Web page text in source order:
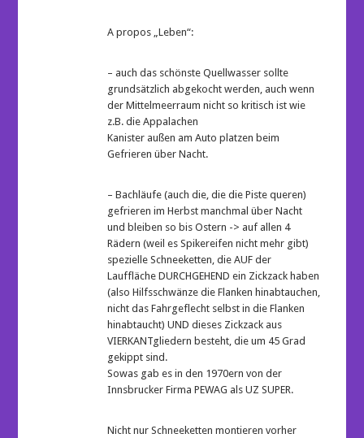
A propos „Leben“:
– auch das schönste Quellwasser sollte
grundsätzlich abgekocht werden, auch wenn
der Mittelmeerraum nicht so kritisch ist wie
z.B. die Appalachen
Kanister außen am Auto platzen beim
Gefrieren über Nacht.
– Bachläufe (auch die, die die Piste queren)
gefrieren im Herbst manchmal über Nacht
und bleiben so bis Ostern -> auf allen 4
Rädern (weil es Spikereifen nicht mehr gibt)
spezielle Schneeketten, die AUF der
Lauffläche DURCHGEHEND ein Zickzack haben
(also Hilfsschwänze die Flanken hinabtauchen,
nicht das Fahrgeflecht selbst in die Flanken
hinabtaucht) UND dieses Zickzack aus
VIERKANTgliedern besteht, die um 45 Grad
gekippt sind.
Sowas gab es in den 1970ern von der
Innsbrucker Firma PEWAG als UZ SUPER.
Nicht nur Schneeketten montieren vorher